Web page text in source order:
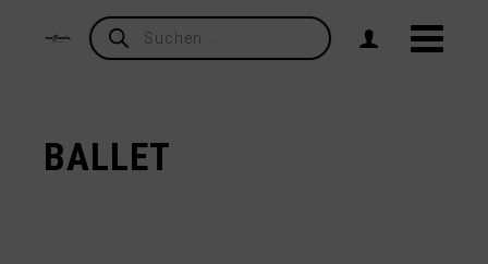
Products
search
BALLET